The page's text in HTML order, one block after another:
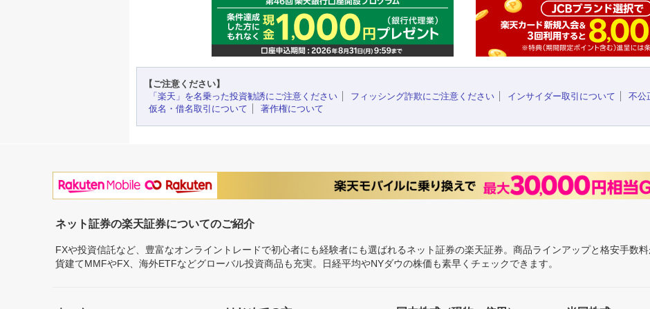
【ご注意ください】
「楽天」を名乗った投資勧誘にご注意ください
フィッシング詐欺にご注意ください インサイダー取引について
不公
仮名・借名取引について
著作権について
ネット証券の楽天証券についてのご紹介
FXや投資信託など、豊富なオンライントレードで初心者にも経験者にも選ばれるネット証券の楽天証券。商品ラインアップと格安手数
貨建てMMFやFX、海外ETFなどグローバル投資商品も充実。日経平均やNYダウの株価も素早くチェックできます。